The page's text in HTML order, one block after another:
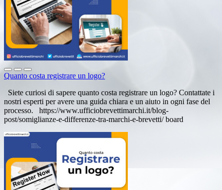
Quanto costa registrare un logo?
Siete curiosi di sapere quanto costa registrare un logo? Contattate i
nostri esperti per avere una guida chiara e un aiuto in ogni fase del
processo. https://www.ufficiobrevettimarchi.it/blog-
post/somiglianze-e-differenze-tra-marchi-e-brevetti/ board